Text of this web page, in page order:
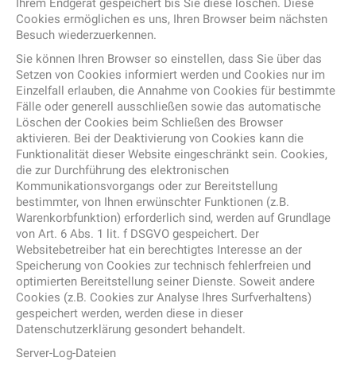
Ihrem Endgerät gespeichert bis Sie diese löschen. Diese
Cookies ermöglichen es uns, Ihren Browser beim nächsten
Besuch wiederzuerkennen.
Sie können Ihren Browser so einstellen, dass Sie über das
Setzen von Cookies informiert werden und Cookies nur im
Einzelfall erlauben, die Annahme von Cookies für bestimmte
Fälle oder generell ausschließen sowie das automatische
Löschen der Cookies beim Schließen des Browser
aktivieren. Bei der Deaktivierung von Cookies kann die
Funktionalität dieser Website eingeschränkt sein. Cookies,
die zur Durchführung des elektronischen
Kommunikationsvorgangs oder zur Bereitstellung
bestimmter, von Ihnen erwünschter Funktionen (z.B.
Warenkorbfunktion) erforderlich sind, werden auf Grundlage
von Art. 6 Abs. 1 lit. f DSGVO gespeichert. Der
Websitebetreiber hat ein berechtigtes Interesse an der
Speicherung von Cookies zur technisch fehlerfreien und
optimierten Bereitstellung seiner Dienste. Soweit andere
Cookies (z.B. Cookies zur Analyse Ihres Surfverhaltens)
gespeichert werden, werden diese in dieser
Datenschutzerklärung gesondert behandelt.
Server-Log-Dateien